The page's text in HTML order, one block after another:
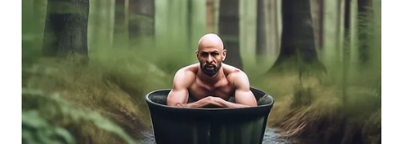
SUBANG
WN
SUKABUMI